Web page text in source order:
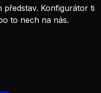
představ. Konfigurátor ti
to nech na nás.